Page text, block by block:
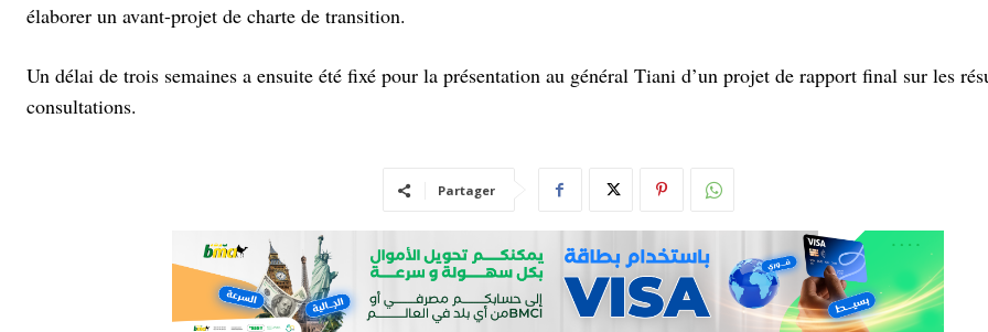
élaborer un avant-projet de charte de transition.
Un délai de trois semaines a ensuite été fixé pour la présentation au général Tiani d’un projet de rapport final sur les
consultations.
Partager